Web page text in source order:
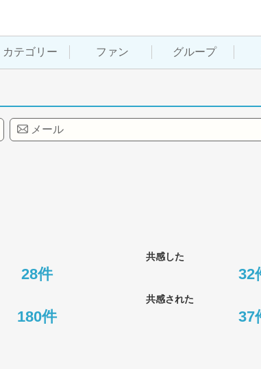
カテゴリー ファン グループ
メール
共感した
28件 32
共感された
180件 37